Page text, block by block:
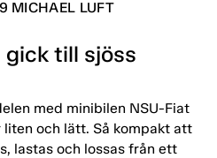
MICHAEL LUFT
gick till sjöss
med minibilen NSU-Fiat
och lätt. Så kompakt att
lastas och lossas från ett